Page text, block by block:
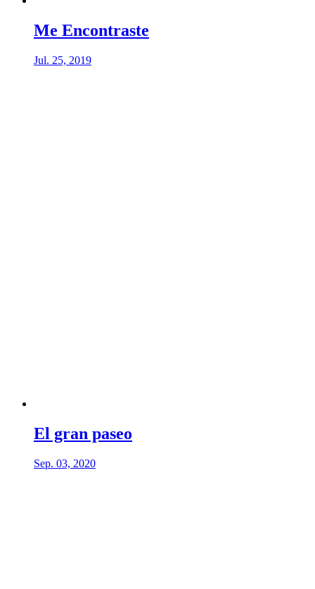
Me Encontraste
Jul. 25, 2019
El gran paseo
Sep. 03, 2020